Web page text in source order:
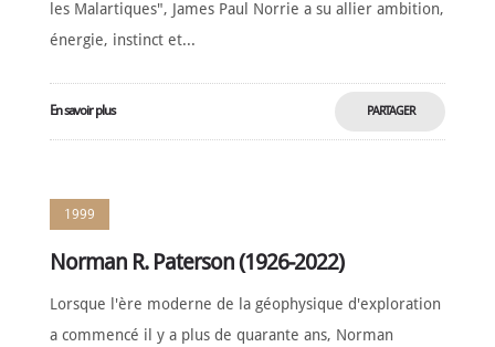
les Malartiques", James Paul Norrie a su allier ambition,
énergie, instinct et...
En savoir plus PARTAGER
1999
Norman R. Paterson (1926-2022)
Lorsque l'ère moderne de la géophysique d'exploration
a commencé il y a plus de quarante ans, Norman